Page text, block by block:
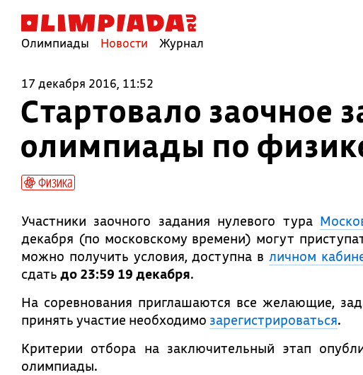
Олимпиады Новости Журнал
17 декабря 2016, 11:52
Стартовало заочное
олимпиады по
Физика
Участники заочного задания нулевого тура
декабря (по московскому времени) могут
можно получить условия, доступна вличном
сдать до 23:59 19 декабря.
На соревнования приглашаются все желающие,
принять участие необходимо зарегистрироваться.
Критерии отбора на заключительный этап
олимпиады.